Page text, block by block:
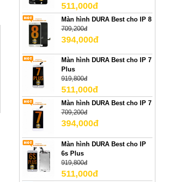
511,000đ
Màn hình DURA Best cho IP 8
709,200đ
394,000đ
Màn hình DURA Best cho IP 7
Plus
919,800đ
511,000đ
Màn hình DURA Best cho IP 7
709,200đ
394,000đ
Màn hình DURA Best cho IP
6s Plus
919,800đ
511,000đ